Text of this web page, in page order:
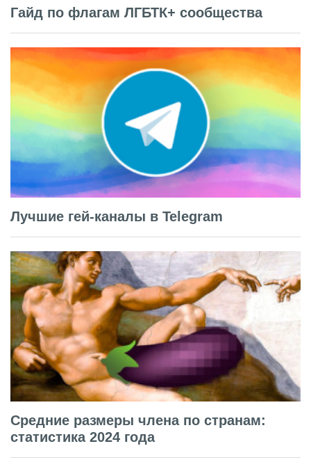
Гайд по флагам ЛГБТК+ сообщества
Лучшие гей-каналы в Telegram
Средние размеры члена по странам:
статистика 2024 года